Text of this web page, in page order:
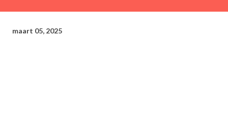
maart 05, 2025